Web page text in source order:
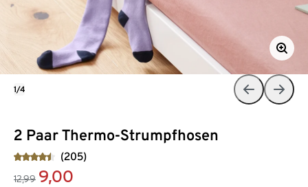
2 Paar Thermo-Strumpfhosen
(205)
12,99 9,00
1/4